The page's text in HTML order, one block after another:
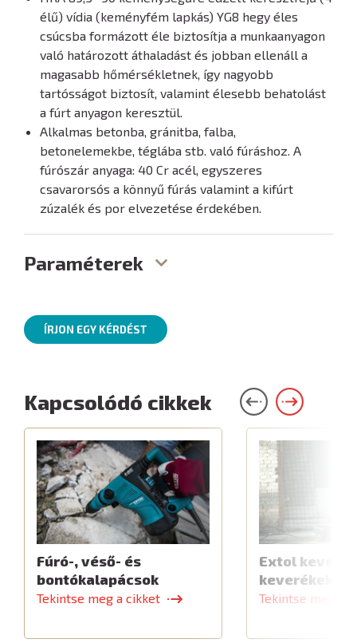
élű) vídia (keményfém lapkás) YG8 hegy éles
csúcsba formázott éle biztosítja a munkaanyagon
való határozott áthaladást és jobban ellenáll a
magasabb hőmérsékletnek, így nagyobb
tartósságot biztosít, valamint élesebb behatolást
a fúrt anyagon keresztül.
Alkalmas betonba, gránitba, falba,
betonelemekbe, téglába stb. való fúráshoz. A
fúrószár anyaga: 40 Cr acél, egyszeres
csavarorsós a könnyű fúrás valamint a kifúrt
zúzalék és por elvezetése érdekében.
Paraméterek
ÍRJON EGY KÉRDÉST
Kapcsolódó cikkek
Fúró-, véső- és
bontókalapácsok
Tekintse meg a cikket
Extol
Tekintse meg a